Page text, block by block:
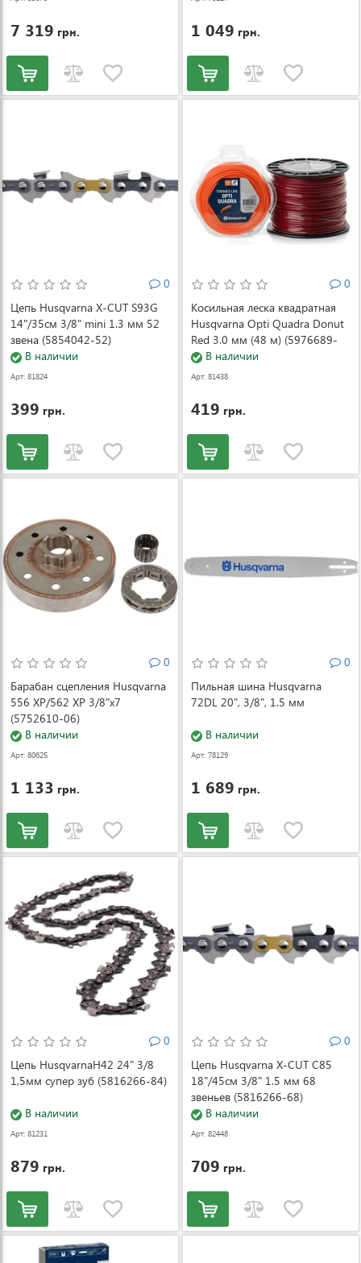
7 319 грн. 1 049 грн.
0
Цепь Husqvarna X-CUT S93G
14"/35см 3/8" mini 1.3 мм 52
звена (5854042-52)
В наличии
Арт: 81824
399 грн.
0
Косильная леска квадратная
Husqvarna Opti Quadra Donut
Red 3.0 мм (48 м) (5976689-
20)В наличии
Арт: 81438
419 грн.
0
Барабан сцепления Husqvarna
556 XP/562 XP 3/8"x7
(5752610-06)
В наличии
Арт: 80625
1 133 грн.
0
Пильная шина Husqvarna
72DL 20", 3/8", 1.5 мм
В наличии
Арт: 78129
1 689 грн.
0
Цепь HusqvarnaH42 24" 3/8
1,5мм супер зуб (5816266-84)
В наличии
Арт: 81231
879 грн.
0
Цепь Husqvarna X-CUT C85
18"/45см 3/8" 1.5 мм 68
звеньев (5816266-68)
В наличии
Арт: 82448
709 грн.